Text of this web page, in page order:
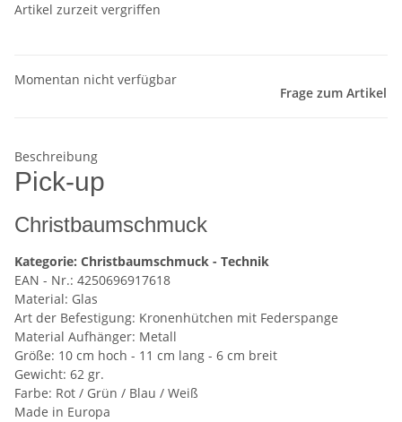
Artikel zurzeit vergriffen
Momentan nicht verfügbar
Frage zum Artikel
Beschreibung
Pick-up
Christbaumschmuck
Kategorie: Christbaumschmuck - Technik
EAN - Nr.: 4250696917618
Material: Glas
Art der Befestigung: Kronenhütchen mit Federspange
Material Aufhänger: Metall
Größe: 10 cm hoch - 11 cm lang - 6 cm breit
Gewicht: 62 gr.
Farbe: Rot / Grün / Blau / Weiß
Made in Europa